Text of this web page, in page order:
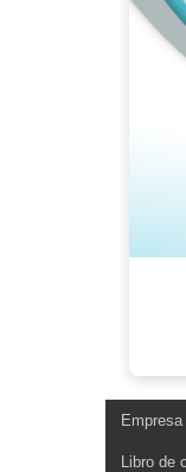
Empresa
Libro de